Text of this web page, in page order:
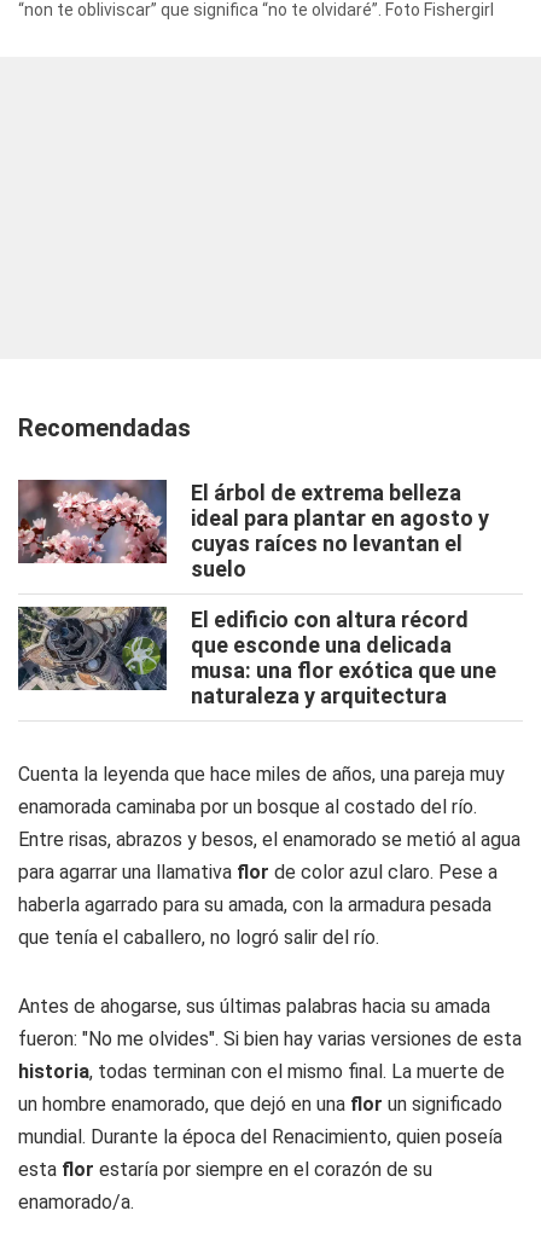
“non te obliviscar” que significa “no te olvidaré”. Foto Fishergirl
Recomendadas
El árbol de extrema belleza
ideal para plantar en agosto y
cuyas raíces no levantan el
suelo
El edificio con altura récord
que esconde una delicada
musa: una flor exótica que une
naturaleza y arquitectura
Cuenta la leyenda que hace miles de años, una pareja muy
enamorada caminaba por un bosque al costado del río.
Entre risas, abrazos y besos, el enamorado se metió al agua
para agarrar una llamativa flor de color azul claro. Pese a
haberla agarrado para su amada, con la armadura pesada
que tenía el caballero, no logró salir del río.
Antes de ahogarse, sus últimas palabras hacia su amada
fueron: "No me olvides". Si bien hay varias versiones de esta
historia, todas terminan con el mismo final. La muerte de
un hombre enamorado, que dejó en una flor un significado
mundial. Durante la época del Renacimiento, quien poseía
esta flor estaría por siempre en el corazón de su
enamorado/a.